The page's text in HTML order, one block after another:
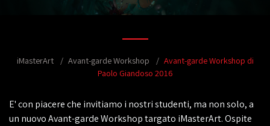
iMasterArt Avant-garde Workshop
Avant-garde Workshop di
Paolo Giandoso 2016
E' con piacere che invitiamo i nostri studenti, ma non solo, a
un nuovo Avant-garde Workshop targato iMasterArt. Ospite